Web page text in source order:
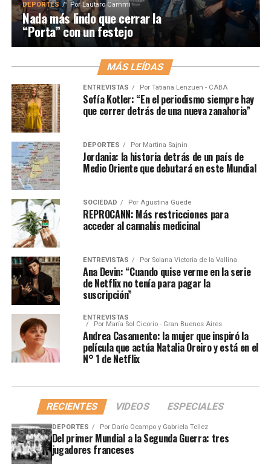
DEPORTES Por Lautaro Cammi
Nada más lindo que cerrar la
“Porta” con un festejo
MÁS LEÍDAS
ENTREVISTAS Por Tatiana Lenzuen - CABA
Sofía Kotler: “En el periodismo siempre hay
que correr detrás de una nueva zanahoria”
DEPORTES Por Martina Sajnin
Jordania: la historia detrás de un país de
Medio Oriente que debutará en este Mundial
SOCIEDAD Por Agustina Guede
REPROCANN: Más restricciones para
acceder al cannabis medicinal
ENTREVISTAS Por Solana Victoria de la Vallina
Ana Devin: “Cuando quise verme en la serie
de Netflix no tenía para pagar la
suscripción”
ENTREVISTAS
Por María Sol Cicorio - Gran Buenos Aires
Andrea Casamento: la mujer que inspiró la
película que actúa Natalia Oreiro y está en el
N° 1 de Netflix
RECIENTES VIDEOS ESPECIALES
DEPORTES Por Darío Ocampo y Gabriela Tellez
Del primer Mundial a la Segunda Guerra: tres
jugadores franceses